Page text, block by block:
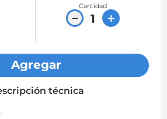
Cantidad
＋
－
Agregar
técnica